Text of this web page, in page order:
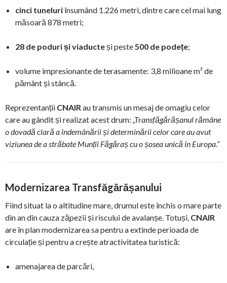
cinci tuneluriînsumând 1.226 metri, dintre care cel mai lung
măsoară 878 metri;
28 de poduri și viaducteși peste 500 de podețe;
volume impresionante de terasamente: 3,8 milioane m³ de
pământ și stâncă.
Reprezentanții CNAIR au transmis un mesaj de omagiu celor
care au gândit și realizat acest drum: „Transfăgărășanul rămâne
o dovadă clară a îndemânării și determinării celor care au avut
viziunea de a străbate Munții Făgăraș cu o șosea unică în Europa.”
Modernizarea Transfăgărășanului
Fiind situat la o altitudine mare, drumul este închis o mare parte
din an din cauza zăpezii și riscului de avalanșe. Totuși, CNAIR
are în plan modernizarea sa pentru a extinde perioada de
circulație și pentru a crește atractivitatea turistică:
amenajarea de parcări,